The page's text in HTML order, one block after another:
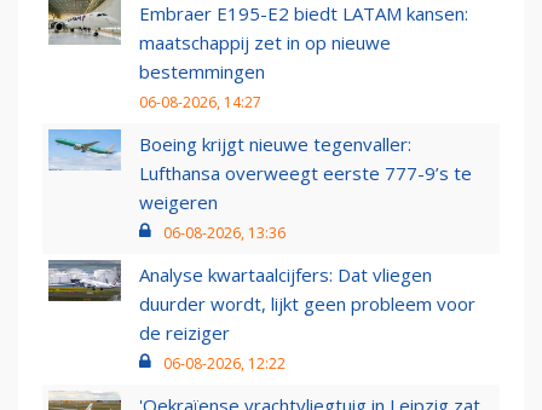
Embraer E195-E2 biedt LATAM kansen:
maatschappij zet in op nieuwe
bestemmingen
06-08-2026, 14:27
Boeing krijgt nieuwe tegenvaller:
Lufthansa overweegt eerste 777-9’s te
weigeren
06-08-2026, 13:36
Analyse kwartaalcijfers: Dat vliegen
duurder wordt, lijkt geen probleem voor
de reiziger
06-08-2026, 12:22